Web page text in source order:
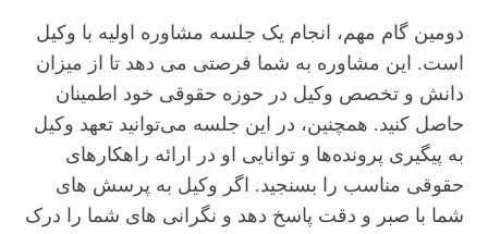
دومین گام مهم، انجام یک جلسه مشاوره اولیه با وکیل
است. این مشاوره به شما فرصتی می‌ دهد تا از میزان
دانش و تخصص وکیل در حوزه حقوقی خود اطمینان
حاصل کنید. همچنین، در این جلسه می‌توانید تعهد وکیل
به پیگیری پرونده‌ها و توانایی او در ارائه راهکارهای
حقوقی مناسب را بسنجید. اگر وکیل به پرسش‌ های
شما با صبر و دقت پاسخ دهد و نگرانی‌ های شما را درک